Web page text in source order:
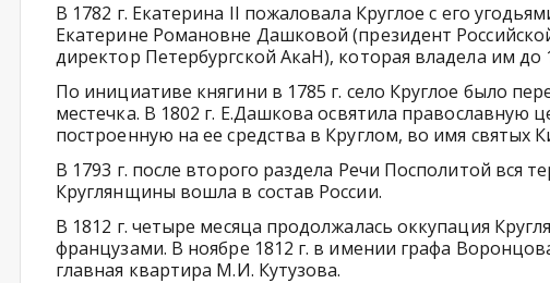
В 1782 г. Екатерина ІІ пожаловала Круглое с его
Екатерине Романовне Дашковой (президент
директор Петербургской АкаН), которая владела им до
По инициативе княгини в 1785 г. село Круглое было
местечка. В 1802 г. Е.Дашкова освятила православную
построенную на ее средства в Круглом, во имя святых
В 1793 г. после второго раздела Речи Посполитой вся
Круглянщины вошла в состав России.
В 1812 г. четыре месяца продолжалась оккупация
французами. В ноябре 1812 г. в имении графа
главная квартира М.И. Кутузова.